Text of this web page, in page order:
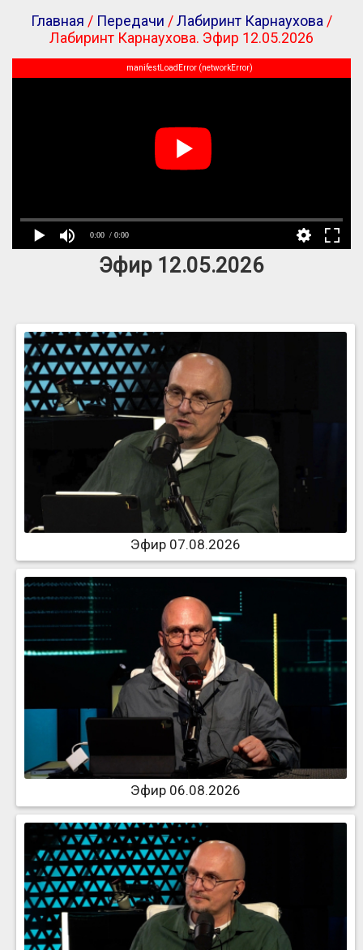
Главная / Передачи /Лабиринт Карнаухова /
Лабиринт Карнаухова. Эфир 12.05.2026
0:00 / 0:00
manifestLoadError (networkError)
Эфир 12.05.2026
Эфир 07.08.2026
Эфир 06.08.2026